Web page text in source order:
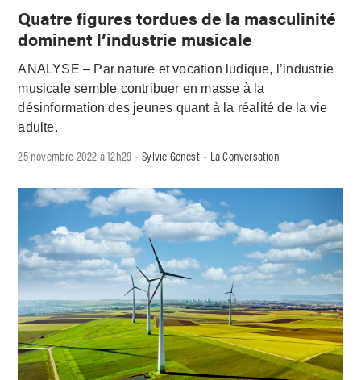
Quatre figures tordues de la masculinité
dominent l’industrie musicale
ANALYSE – Par nature et vocation ludique, l’industrie
musicale semble contribuer en masse à la
désinformation des jeunes quant à la réalité de la vie
adulte.
25 novembre 2022 à 12h29 -Sylvie Genest- La Conversation